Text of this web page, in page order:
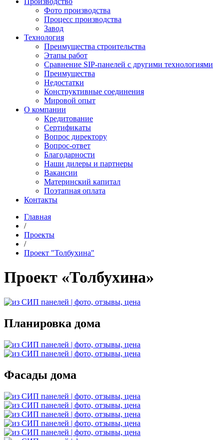
Фото производства
Процесс производства
Завод
Технология
Преимущества строительства
Этапы работ
Сравнение SIP-панелей с другими технологиями
Преимущества
Недостатки
Конструктивные соединения
Мировой опыт
О компании
Кредитование
Сертификаты
Вопрос директору
Вопрос-ответ
Благодарности
Наши дилеры и партнеры
Вакансии
Материнский капитал
Поэтапная оплата
Контакты
Главная
/
Проекты
/
Проект "Толбухина"
Проект «Толбухина»
Планировка дома
Фасады дома